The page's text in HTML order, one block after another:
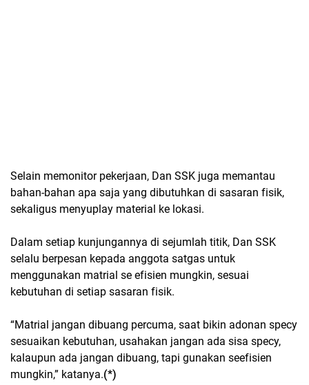
Selain memonitor pekerjaan, Dan SSK juga memantau
bahan-bahan apa saja yang dibutuhkan di sasaran fisik,
sekaligus menyuplay material ke lokasi.
Dalam setiap kunjungannya di sejumlah titik, Dan SSK
selalu berpesan kepada anggota satgas untuk
menggunakan matrial se efisien mungkin, sesuai
kebutuhan di setiap sasaran fisik.
“Matrial jangan dibuang percuma, saat bikin adonan specy
sesuaikan kebutuhan, usahakan jangan ada sisa specy,
kalaupun ada jangan dibuang, tapi gunakan seefisien
mungkin,” katanya.(*)